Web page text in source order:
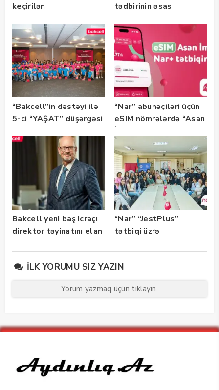
keçirilən
Bootcamp” başladı
tədbirinin əsas
“Bakcell”in dəstəyi ilə
5-ci “YAŞAT” düşərgəsi
“Nar” abunəçiləri üçün
eSIM nömrələrdə “Asan
istifadəyə verildi
Bakcell yeni baş icraçı
direktor təyinatını elan
“Nar” “JestPlus”
tətbiqi üzrə
İLK YORUMU SIZ YAZIN
Yorum yazmaq üçün tıklayın.